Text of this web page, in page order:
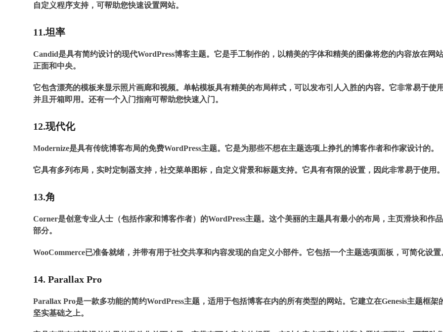
自定义程序支持，可帮助您快速设置网站。
11.坦率
Candid是具有简约设计的现代WordPress博客主题。它是手工制作的，以精美的字体和精美的图像将您的内容放在网
正面和中央。
它包含漂亮的模板来显示照片画廊和视频。单帖模板具有精美的布局样式，可以发布引人入胜的内容。它非常易于使用
并且开箱即用。还有一个入门指南可帮助您快速入门。
12.现代化
Modernize是具有传统博客布局的免费WordPress主题。它是为那些不想在主题选项上挣扎的博客作者和作家设计的。
它具有多列布局，实时定制器支持，社交菜单图标，自定义背景和标题支持。它具有有限的设置，因此非常易于使用。
13.角
Corner是创意专业人士（包括作家和博客作者）的WordPress主题。这个美丽的主题具有最小的布局，主页滑块和作
部分。
WooCommerce已准备就绪，并带有用于社交共享和内容发现的自定义小部件。它包括一个主题选项面板，可简化设置
14. Parallax Pro
Parallax Pro是一款多功能的简约WordPress主题，适用于包括博客在内的所有类型的网站。它建立在Genesis主题框架
坚实基础之上。